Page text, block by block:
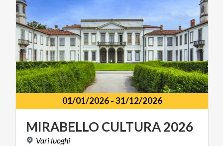
01/01/2026-31/12/2026
MIRABELLO CULTURA2026
Variluoghi